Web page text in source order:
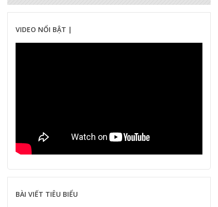
VIDEO NỔI BẬT |
BÀI VIẾT TIÊU BIỂU